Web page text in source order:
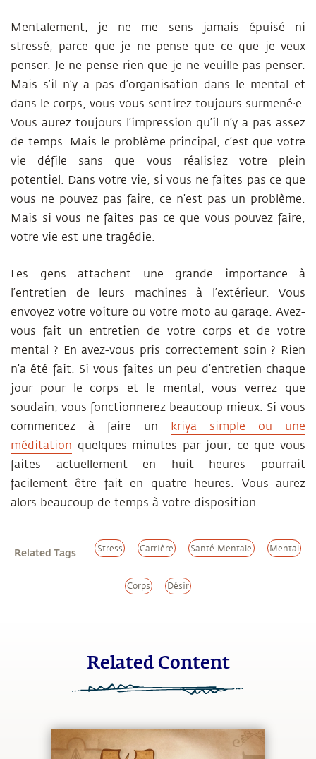
Mentalement, je ne me sens jamais épuisé ni
stressé, parce que je ne pense que ce que je veux
penser. Je ne pense rien que je ne veuille pas penser.
Mais s’il n’y a pas d’organisation dans le mental et
dans le corps, vous vous sentirez toujours surmené·e.
Vous aurez toujours l’impression qu’il n’y a pas assez
de temps. Mais le problème principal, c’est que votre
vie défile sans que vous réalisiez votre plein
potentiel. Dans votre vie, si vous ne faites pas ce que
vous ne pouvez pas faire, ce n’est pas un problème.
Mais si vous ne faites pas ce que vous pouvez faire,
votre vie est une tragédie.
Les gens attachent une grande importance à
l’entretien de leurs machines à l’extérieur. Vous
envoyez votre voiture ou votre moto au garage. Avez-
vous fait un entretien de votre corps et de votre
mental ? En avez-vous pris correctement soin ? Rien
n’a été fait. Si vous faites un peu d’entretien chaque
jour pour le corps et le mental, vous verrez que
soudain, vous fonctionnerez beaucoup mieux. Si vous
commencez à faire un
kriya simple ou une
méditation quelques minutes par jour, ce que vous
faites actuellement en huit heures pourrait
facilement être fait en quatre heures. Vous aurez
alors beaucoup de temps à votre disposition.
Related Tags Stress Carrière Santé Mentale Mental
Corps Désir
Related Content